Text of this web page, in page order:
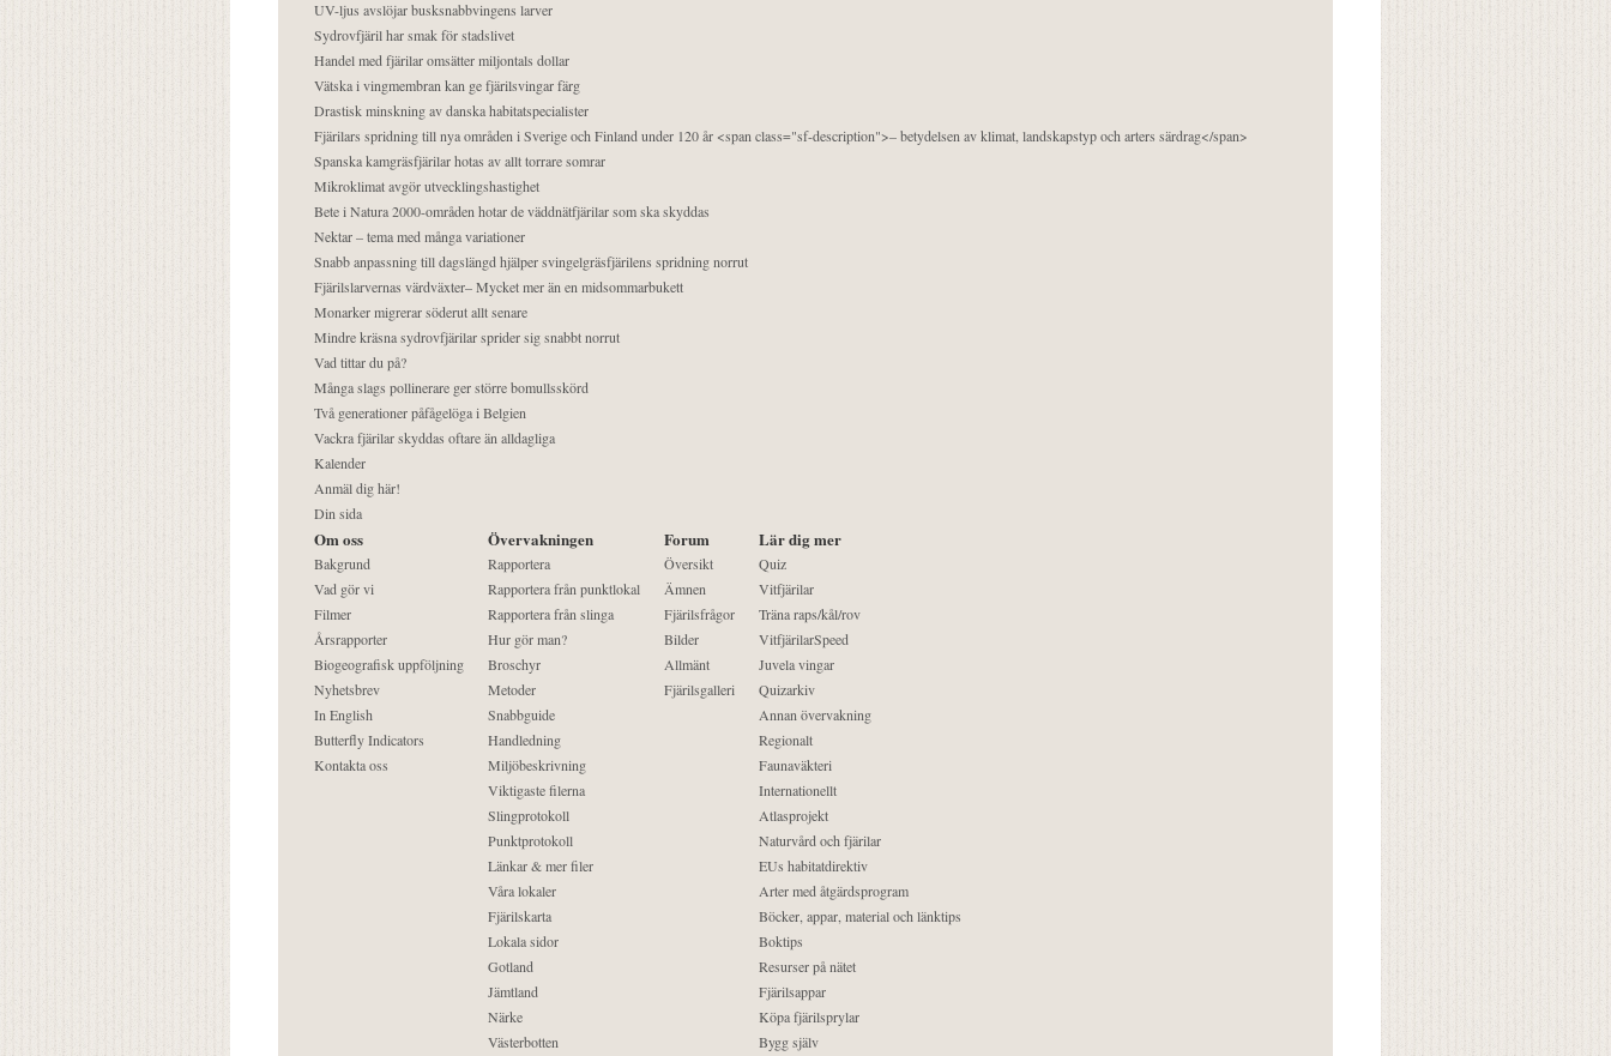
UV-ljus avslöjar busksnabbvingens larver
Sydrovfjäril har smak för stadslivet
Handel med fjärilar omsätter miljontals dollar
Vätska i vingmembran kan ge fjärilsvingar färg
Drastisk minskning av danska habitatspecialister
Fjärilars spridning till nya områden i Sverige och Finland under 120 år <span class="sf-description">– betydelsen av klimat, landskapstyp och arters särdrag</span>
Spanska kamgräsfjärilar hotas av allt torrare somrar
Mikroklimat avgör utvecklingshastighet
Bete i Natura 2000-områden hotar de väddnätfjärilar som ska skyddas
Nektar – tema med många variationer
Snabb anpassning till dagslängd hjälper svingelgräsfjärilens spridning norrut
Fjärilslarvernas värdväxter– Mycket mer än en midsommarbukett
Monarker migrerar söderut allt senare
Mindre kräsna sydrovfjärilar sprider sig snabbt norrut
Vad tittar du på?
Många slags pollinerare ger större bomullsskörd
Två generationer påfågelöga i Belgien
Vackra fjärilar skyddas oftare än alldagliga
Kalender
Anmäl dig här!
Din sida
Om oss
Bakgrund
Vad gör vi
Filmer
Årsrapporter
Biogeografisk uppföljning
Nyhetsbrev
In English
Butterfly Indicators
Kontakta oss
Övervakningen
Rapportera
Rapportera från punktlokal
Rapportera från slinga
Hur gör man?
Broschyr
Metoder
Snabbguide
Handledning
Miljöbeskrivning
Viktigaste filerna
Slingprotokoll
Punktprotokoll
Länkar & mer filer
Våra lokaler
Fjärilskarta
Lokala sidor
Gotland
Jämtland
Närke
Västerbotten
Forum
Översikt
Ämnen
Fjärilsfrågor
Bilder
Allmänt
Fjärilsgalleri
Lär dig mer
Quiz
Vitfjärilar
Träna raps/kål/rov
VitfjärilarSpeed
Juvela vingar
Quizarkiv
Annan övervakning
Regionalt
Faunaväkteri
Internationellt
Atlasprojekt
Naturvård och fjärilar
EUs habitatdirektiv
Arter med åtgärdsprogram
Böcker, appar, material och länktips
Boktips
Resurser på nätet
Fjärilsappar
Köpa fjärilsprylar
Bygg själv